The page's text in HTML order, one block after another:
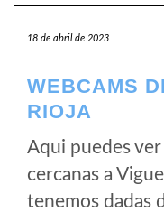
18 de abril de 2023
WEBCAMS
RIOJA
Aqui puedes ver
cercanas a
tenemos dadas